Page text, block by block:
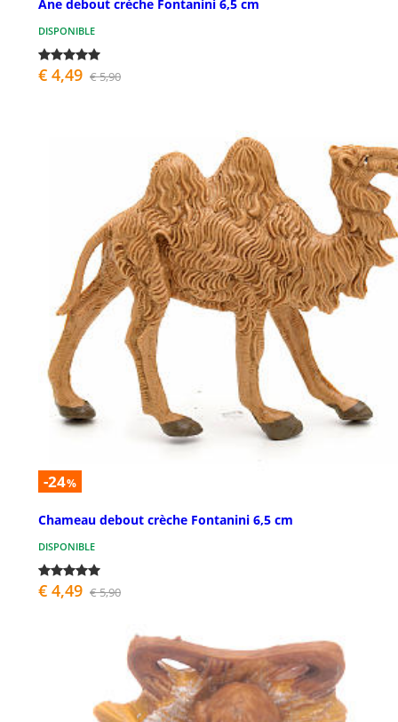
Âne debout crèche Fontanini 6,5 cm
DISPONIBLE
€ 4,49 € 5,90
-24%
Chameau debout crèche Fontanini 6,5 cm
DISPONIBLE
€ 4,49 € 5,90